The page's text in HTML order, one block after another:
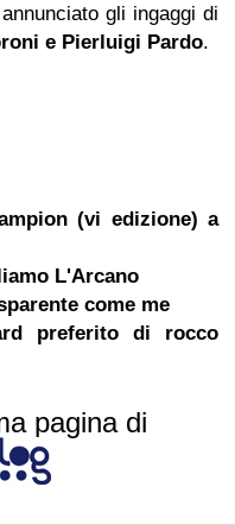
gli ingaggi di
e Pierluigi Pardo.
(vi edizione) a
L'Arcano
come me
preferito di rocco
pagina di